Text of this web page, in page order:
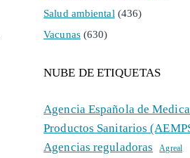
Salud ambiental (436)
Vacunas(630)
NUBE DE ETIQUETAS
Agencia Española de
Productos Sanitarios
Agencias reguladoras
Agreal